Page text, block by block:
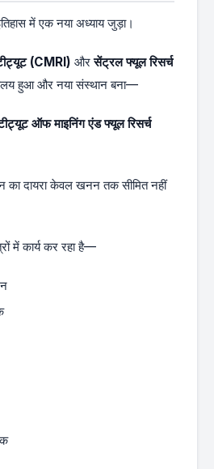
में एक नया अध्याय जुड़ा।
(CMRI) औरसेंट्रल फ्यूल रिसर्च
हुआ और नया संस्थान बना—
ऑफ माइनिंग एंड फ्यूल रिसर्च
का दायरा केवल खनन तक सीमित नहीं
में कार्य कर रहा है—